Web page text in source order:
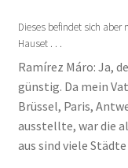
Dieses befindet sich aber
Hauset . . .
Ramírez Máro: Ja,
günstig. Da mein
Brüssel, Paris,
ausstellte, war die
aus sind viele